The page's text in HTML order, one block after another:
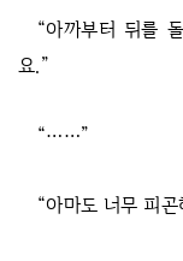
“아까부터 뒤를
요.”
“……”
“아마도 너무 피